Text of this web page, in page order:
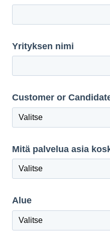
Yrityksen nimi
Customer or
Mitä palvelua asia
Alue